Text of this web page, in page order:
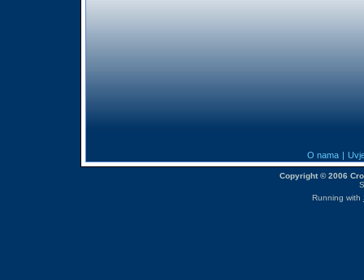
O nama |
Copyright © 2006
Running with